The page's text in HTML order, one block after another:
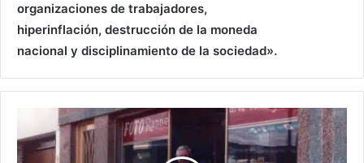
organizaciones de trabajadores,
hiperinflación, destrucción de la moneda
nacional y disciplinamiento de la sociedad».